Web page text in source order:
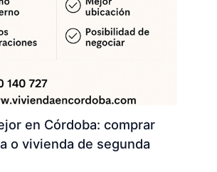
en Córdoba: comprar
o vivienda de segunda